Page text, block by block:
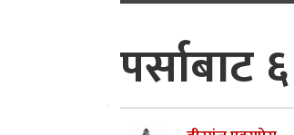
पर्साबाट